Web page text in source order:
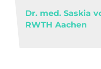
Dr. med. Saskia
RWTH Aachen